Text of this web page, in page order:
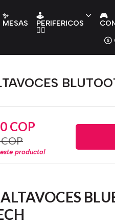
✨
MESAS
🕹️
PERIFERICOS
👇🏻
🎮
COP
producto!